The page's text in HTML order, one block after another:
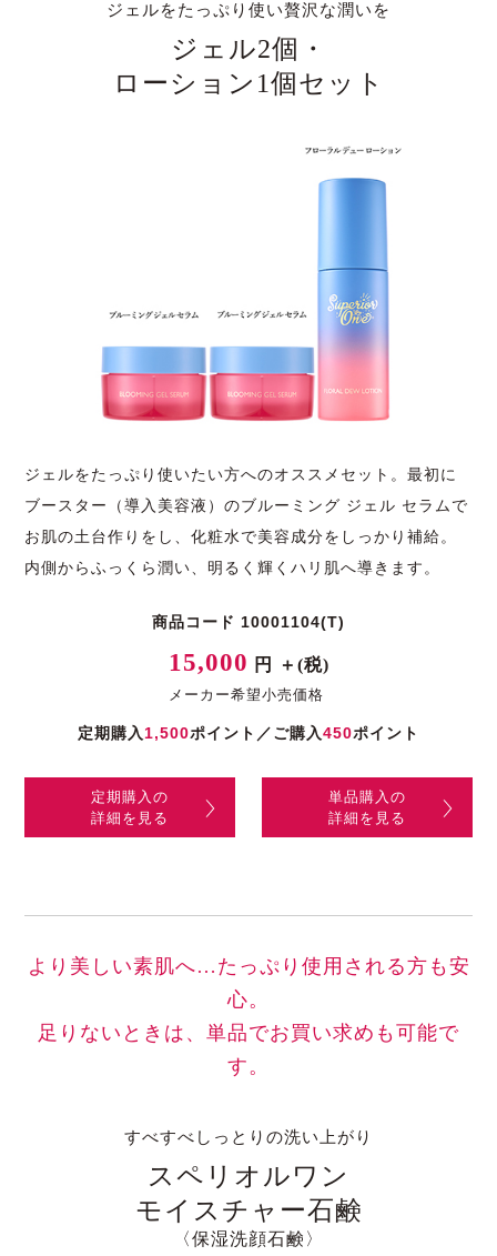
ジェルをたっぷり使い贅沢な潤いを
ジェル2個・
ローション1個セット
ジェルをたっぷり使いたい方へのオススメセット。最初に
ブースター（導入美容液）のブルーミング ジェル セラムで
お肌の土台作りをし、化粧水で美容成分をしっかり補給。
内側からふっくら潤い、明るく輝くハリ肌へ導きます。
商品コード 10001104(T)
15,000 円 ＋(税)
メーカー希望小売価格
定期購入1,500ポイント／ご購入450ポイント
定期購入の
詳細を見る
単品購入の
詳細を見る
より美しい素肌へ…たっぷり使用される方も安
心。
足りないときは、単品でお買い求めも可能で
す。
すべすべしっとりの洗い上がり
スペリオルワン
モイスチャー石鹸
〈保湿洗顔石鹸〉